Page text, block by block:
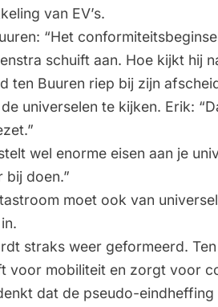
van EV’s.
“Het
schuift aan. Hoe kijkt hij
ten Buuren riep bij zijn
universelen te kijken. Erik:
wel enorme eisen aan je
bij doen.”
moet ook van
straks weer geformeerd.
voor mobiliteit en zorgt voor
dat de pseudo-